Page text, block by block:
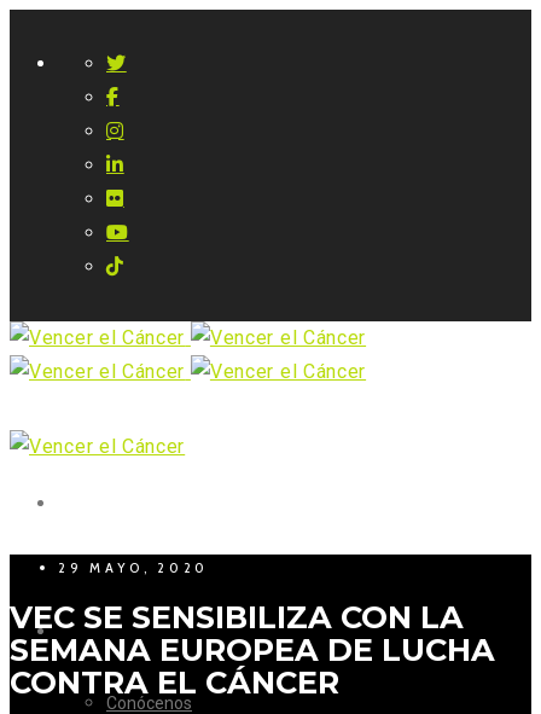
LA FUNDACIÓN
Conócenos
29 MAYO, 2020
VEC SE SENSIBILIZA CON LA
SEMANA EUROPEA DE LUCHA
CONTRA EL CÁNCER